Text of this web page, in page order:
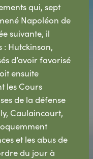
qui, sept
Napoléon de
suivante, il
: Hutckinson,
d’avoir favorisé
ensuite
les Cours
de la défense
Caulaincourt,
et les abus de
du jour à